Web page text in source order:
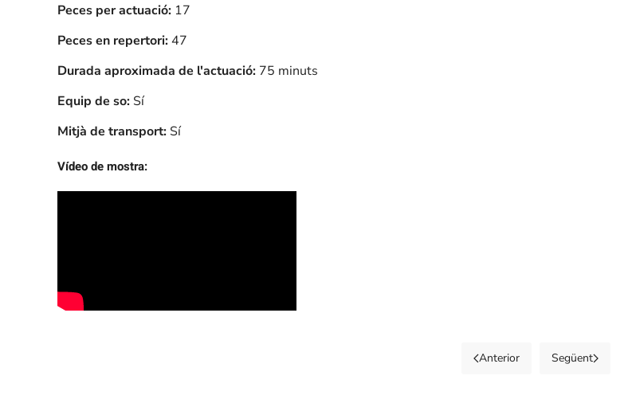
Peces per actuació: 17
Peces en repertori: 47
Durada aproximada de l'actuació: 75 minuts
Equip de so: Sí
Mitjà de transport: Sí
Vídeo de mostra:
Anterior Següent